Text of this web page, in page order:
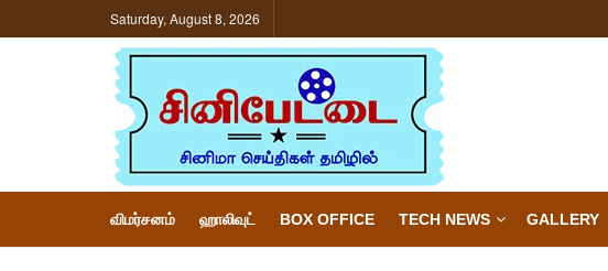
Saturday, August 8, 2026
விமர்சனம் ஹாலிவுட் BOX OFFICE TECH NEWS GALLERY